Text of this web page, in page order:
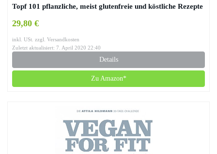
Topf 101 pflanzliche, meist glutenfreie und köstliche Rezepte
29,80 €
inkl. USt. zzgl. Versandkosten
Zuletzt aktualisiert: 7. April 2020 22:40
Details
Zu Amazon*